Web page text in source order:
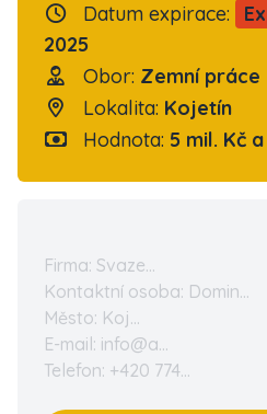
Datum expirace:
2025
Obor: Zemní práce
Lokalita: Kojetín
Hodnota: 5 mil. Kč
Firma: Svaze...
Kontaktní osoba: Domin...
Město: Koj...
E-mail: info@a...
Telefon: +420 774...